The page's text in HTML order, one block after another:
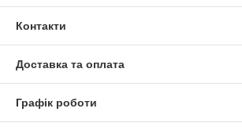
Контакти
Доставка та оплата
Графік роботи